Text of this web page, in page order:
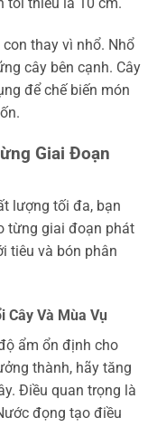
thay vì nhổ. Nhổ
cây bên cạnh. Cây
để chế biến món
Giai Đoạn
lượng tối đa, bạn
từng giai đoạn phát
tiêu và bón phân
Cây Và Mùa Vụ
ẩm ổn định cho
thành, hãy tăng
Điều quan trọng là
đọng tạo điều